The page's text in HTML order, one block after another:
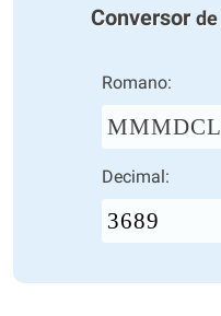
Conversor de
Romano:
Decimal: